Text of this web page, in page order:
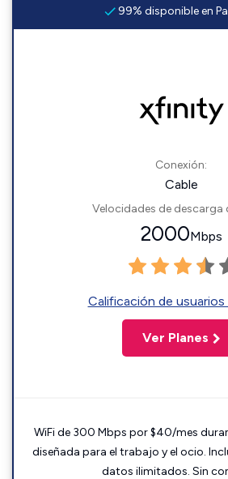
99% disponible en
Conexión:
Cable
Velocidades de descarga
2000Mbps
Calificación de
Ver Planes
WiFi de 300 Mbps por $40/mes
diseñada para el trabajo y el ocio.
datos ilimitados. Sin